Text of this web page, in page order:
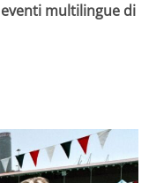
multilingue di